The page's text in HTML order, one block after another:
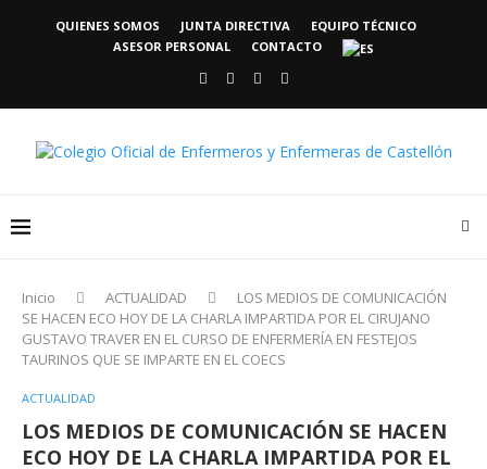
QUIENES SOMOS JUNTA DIRECTIVA
EQUIPO TÉCNICO
ASESOR PERSONAL
CONTACTO
Inicio ACTUALIDAD
LOS MEDIOS DE COMUNICACIÓN
SE HACEN ECO HOY DE LA CHARLA IMPARTIDA POR EL CIRUJANO
GUSTAVO TRAVER EN EL CURSO DE ENFERMERÍA EN FESTEJOS
TAURINOS QUE SE IMPARTE EN EL COECS
ACTUALIDAD
LOS MEDIOS DE COMUNICACIÓN SE HACEN
ECO HOY DE LA CHARLA IMPARTIDA POR EL